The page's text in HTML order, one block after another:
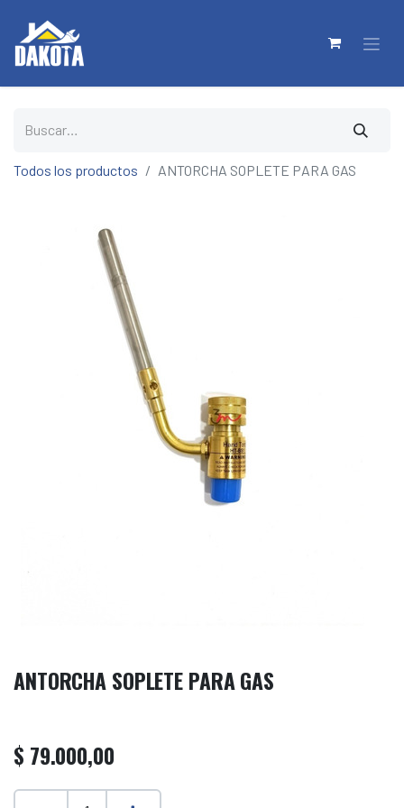
Todos los productos ANTORCHA SOPLETE PARA GAS
ANTORCHA SOPLETE PARA GAS
$ 79.000,00